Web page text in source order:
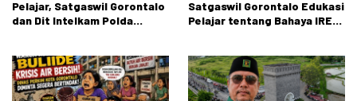
Pelajar, Satgaswil Gorontalo
dan Dit Intelkam Polda
Negeri 1 Kabila
Satgaswil Gorontalo Edukasi
Pelajar tentang Bahaya IRET,